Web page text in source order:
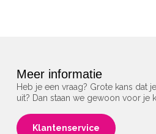
Meer informatie
Heb je een vraag? Grote kans dat
uit? Dan staan we gewoon voor je
Klantenservice